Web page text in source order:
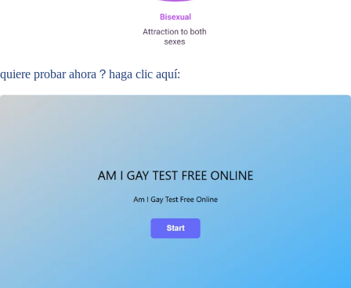
quiere probar ahora？haga clic aquí: